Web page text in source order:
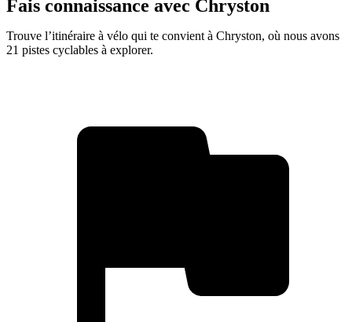
Fais connaissance avec Chryston
Trouve l’itinéraire à vélo qui te convient à Chryston, où nous avons
21 pistes cyclables à explorer.